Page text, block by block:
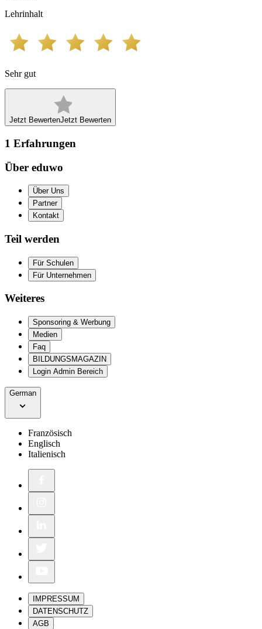
Lehrinhalt
Sehr gut
Jetzt BewertenJetzt Bewerten
1 Erfahrungen
Über eduwo
Über Uns
Partner
Kontakt
Teil werden
Für Schulen
Für Unternehmen
Weiteres
Sponsoring & Werbung
Medien
Faq
BILDUNGSMAGAZIN
Login Admin Bereich
German
Französisch
Englisch
Italienisch
IMPRESSUM
DATENSCHUTZ
AGB